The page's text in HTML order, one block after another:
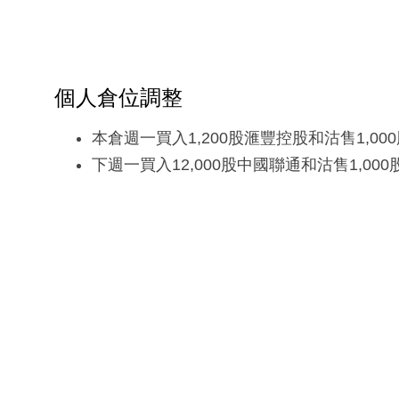
個人倉位調整
本倉週一買入1,200股滙豐控股和沽售1,000
下週一買入12,000股中國聯通和沽售1,000